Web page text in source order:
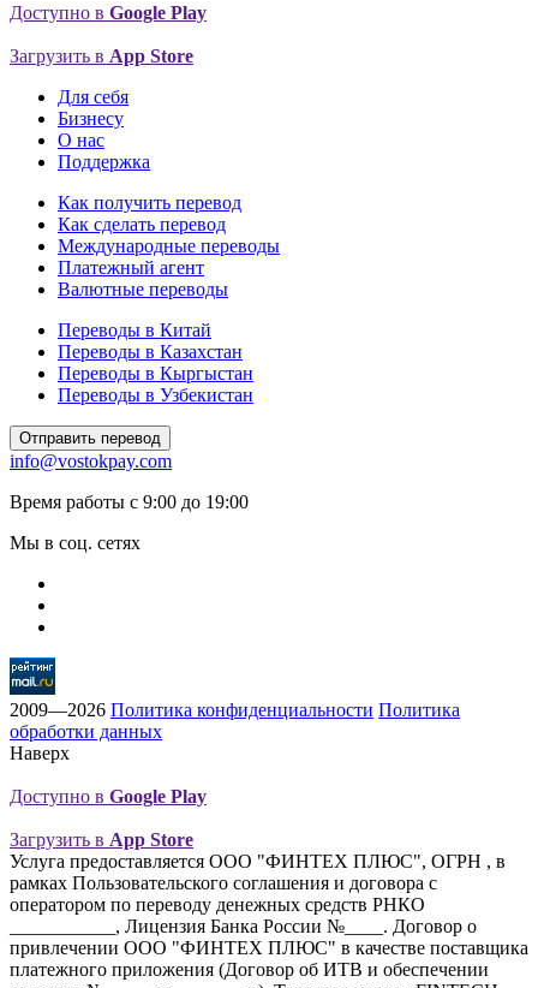
Доступно в Google Play
Загрузить в App Store
Для себя
Бизнесу
О нас
Поддержка
Как получить перевод
Как сделать перевод
Международные переводы
Платежный агент
Валютные переводы
Переводы в Китай
Переводы в Казахстан
Переводы в Кыргыстан
Переводы в Узбекистан
Отправить перевод
info@vostokpay.com
Время работы с 9:00 до 19:00
Мы в соц. сетях
2009—2026 Политика конфиденциальности Политика
обработки данных
Наверх
Доступно в Google Play
Загрузить в App Store
Услуга предоставляется ООО "ФИНТЕХ ПЛЮС", ОГРН , в
рамках Пользовательского соглашения и договора с
оператором по переводу денежных средств РНКО
___________, Лицензия Банка России №____. Договор о
привлечении ООО "ФИНТЕХ ПЛЮС" в качестве поставщика
платежного приложения (Договор об ИТВ и обеспечении